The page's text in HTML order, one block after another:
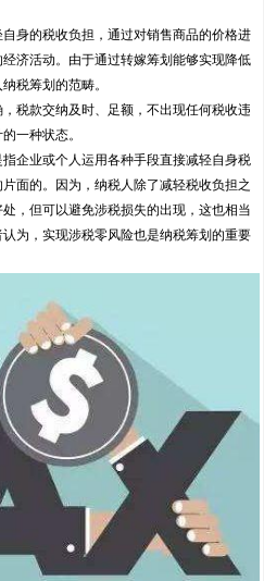
身的税收负担，通过对销售商品的价格进
济活动。由于通过转嫁筹划能够实现降低
税筹划的范畴。
税款交纳及时、足额，不出现任何税收违
一种状态。
企业或个人运用各种手段直接减轻自身税
面的。因为，纳税人除了减轻税收负担之
，但可以避免涉税损失的出现，这也相当
为，实现涉税零风险也是纳税筹划的重要